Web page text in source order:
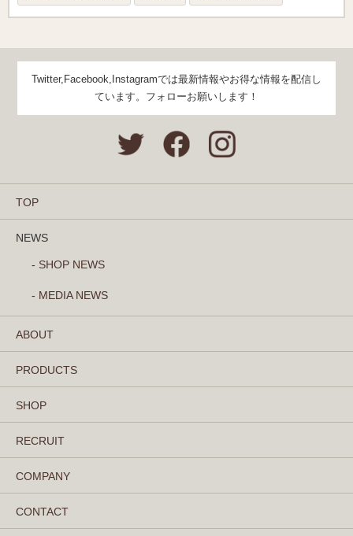
Twitter,Facebook,Instagramでは最新情報やお得な情報を配信し
ています。フォローお願いします！
TOP
NEWS
- SHOP NEWS
- MEDIA NEWS
ABOUT
PRODUCTS
SHOP
RECRUIT
COMPANY
CONTACT